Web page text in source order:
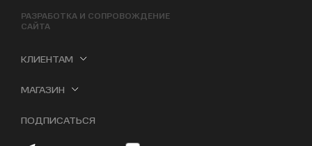
РАЗРАБОТКА И СОПРОВОЖДЕНИЕ
САЙТА
КЛИЕНТАМ
МАГАЗИН
ПОДПИСАТЬСЯ